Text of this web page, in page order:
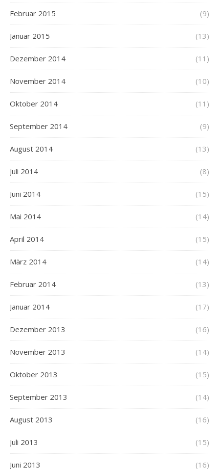
Februar 2015 (9)
Januar 2015 (13)
Dezember 2014 (11)
November 2014 (10)
Oktober 2014 (11)
September 2014 (9)
August 2014 (13)
Juli 2014 (8)
Juni 2014 (15)
Mai 2014 (14)
April 2014 (15)
März 2014 (14)
Februar 2014 (13)
Januar 2014 (17)
Dezember 2013 (16)
November 2013 (14)
Oktober 2013 (15)
September 2013 (14)
August 2013 (16)
Juli 2013 (15)
Juni 2013 (16)